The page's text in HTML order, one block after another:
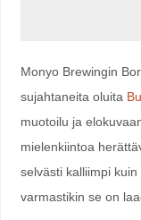
Monyo Brewingin
sujahtaneita oluita
muotoilu ja
mielenkiintoa
selvästi kalliimpi
varmastikin se on